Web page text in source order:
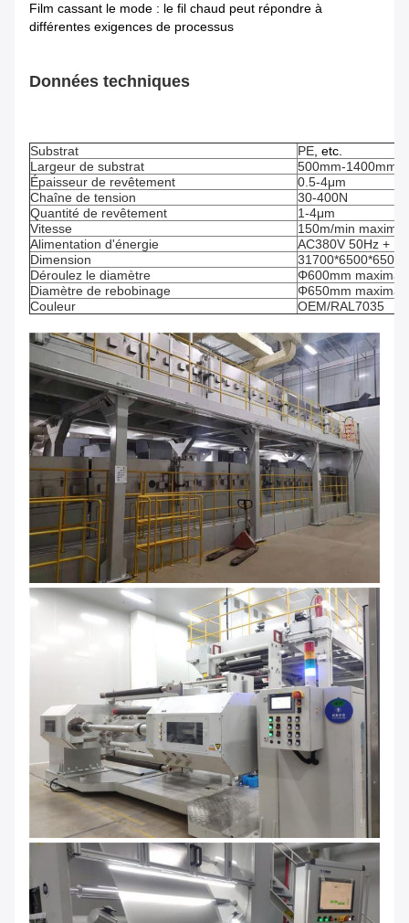
Film cassant le mode : le fil chaud peut répondre à
différentes exigences de processus
Données techniques
Substrat PE, etc.
Largeur de substrat
500mm-1400mm
Épaisseur de revêtement
0.5-4μm
Chaîne de tension
30-400N
Quantité de revêtement
1-4μm
Vitesse
150m/min maximal
Alimentation d'énergie
AC380V 50Hz + PE
Dimension
Déroulez le diamètre
Φ600mm maximal
Diamètre de rebobinage
Φ650mm maximal
Couleur
OEM/RAL7035